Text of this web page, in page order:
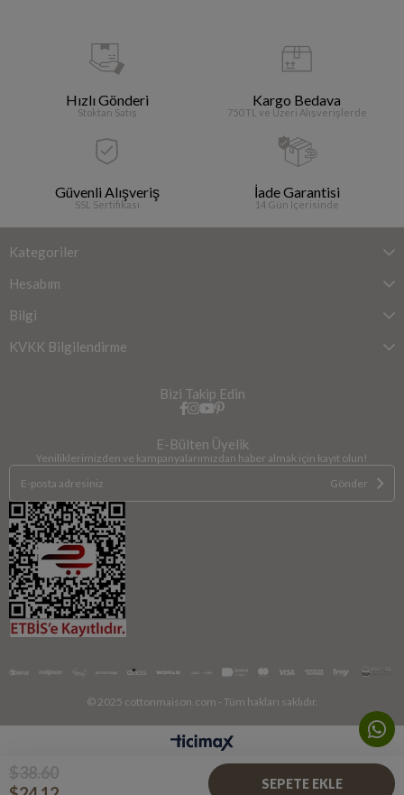
Hızlı Gönderi
Stoktan Satış
Kargo Bedava
750 TL ve Üzeri Alışverişlerde
Güvenli Alışveriş
SSL Sertifikası
İade Garantisi
14 Gün İçerisinde
Kategoriler
Hesabım
Bilgi
KVKK Bilgilendirme
Bizi Takip Edin
E-Bülten Üyelik
Yeniliklerimizden ve kampanyalarımızdan haber almak için kayıt olun!
Gönder
© 2025 cottonmaison.com - Tüm hakları saklıdır.